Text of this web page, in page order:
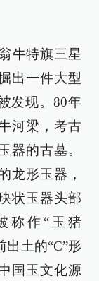
牛特旗三星
出一件大型
发现。80年
河梁，考古
器的古墓。
龙形玉器，
状玉器头部
称作“玉猪
出土的“C”形
国玉文化源